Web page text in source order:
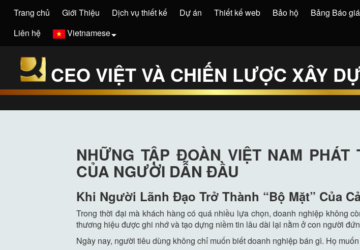
Trang chủ Giới Thiệu Dịch vụ thiết kế Dự án Thiết kế web Bảo hộ Bảng Báo giá
Liên hệ
Vietnamese
CEO VIỆT VÀ CHIẾN LƯỢC XÂY
NHỮNG TẬP ĐOÀN VIỆT NAM
CỦA NGƯỜI DẪN ĐẦU
Khi Người Lãnh Đạo Trở Thành “Bộ Mặt” Của
Trong thời đại mà khách hàng có quá nhiều lựa chọn, doanh nghiệp không
thương hiệu được ghi nhớ và tạo dựng niềm tin lâu dài lại nằm ở con người
Ngày nay, người tiêu dùng không chỉ muốn biết doanh nghiệp bán gì. Họ